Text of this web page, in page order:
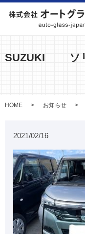
SUZUKI ソ
HOME お知らせ
2021/02/16